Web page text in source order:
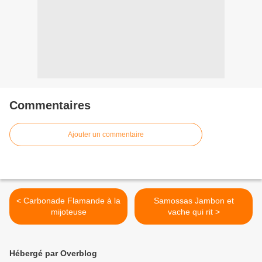
Commentaires
Ajouter un commentaire
< Carbonade Flamande à la
mijoteuse
Samossas Jambon et
vache qui rit >
Hébergé par Overblog